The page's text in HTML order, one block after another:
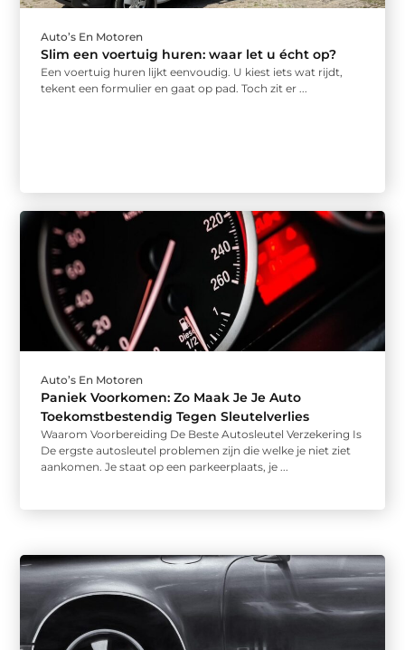
Auto’s En Motoren
Slim een voertuig huren: waar let u écht op?
Een voertuig huren lijkt eenvoudig. U kiest iets wat rijdt,
tekent een formulier en gaat op pad. Toch zit er ...
Auto’s En Motoren
Paniek Voorkomen: Zo Maak Je Je Auto
Toekomstbestendig Tegen Sleutelverlies
Waarom Voorbereiding De Beste Autosleutel Verzekering Is
De ergste autosleutel problemen zijn die welke je niet ziet
aankomen. Je staat op een parkeerplaats, je ...